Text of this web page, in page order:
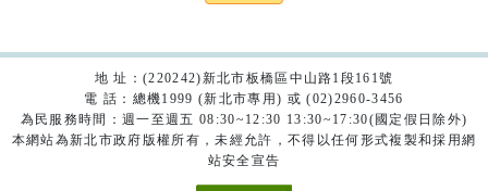
地 址：(220242)新北市板橋區中山路1段161號
電 話：總機1999 (新北市專用) 或 (02)2960-3456
為民服務時間：週一至週五 08:30~12:30 13:30~17:30(國定假日除外)
本網站為新北市政府版權所有，未經允許，不得以任何形式複製和採用網
站安全宣告